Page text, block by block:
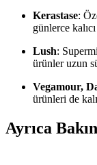
Kerastase:
günlerce
Lush:
ürünler uzun
Vegamour,
ürünleri de
Ayrıca